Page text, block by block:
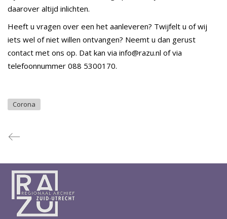
daarover altijd inlichten.
Heeft u vragen over een het aanleveren? Twijfelt u of wij
iets wel of niet willen ontvangen? Neemt u dan gerust
contact met ons op. Dat kan via info@razu.nl of via
telefoonnummer 088 5300170.
Corona